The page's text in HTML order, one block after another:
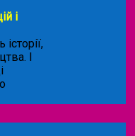
і
І